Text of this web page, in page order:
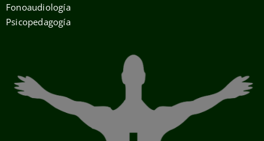
Fonoaudiología
Psicopedagogía